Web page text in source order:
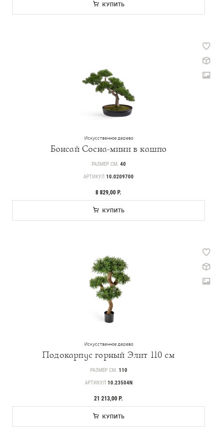
КУПИТЬ
Искусственное дерево
Бонсай Сосна-мини в кашпо
РАЗМЕР СМ. 40
АРТИКУЛ 10.0209700
8 829,00 Р.
КУПИТЬ
Искусственное дерево
Подокарпус горный Элит 110 см
РАЗМЕР СМ. 110
АРТИКУЛ 10.23504N
21 213,00 Р.
КУПИТЬ